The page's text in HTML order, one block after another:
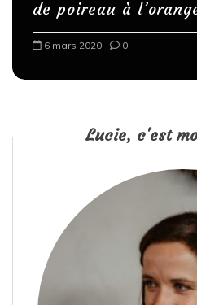
de poireau à
6 mars 2020 0
Lucie, c'est